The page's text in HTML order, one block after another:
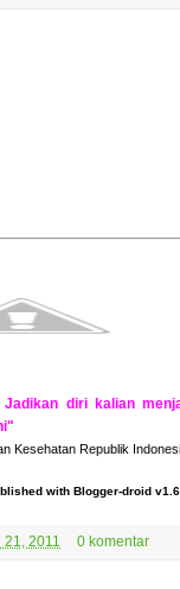
diri kalian
Kesehatan Republik
with Blogger-droid
21, 2011 0 komentar